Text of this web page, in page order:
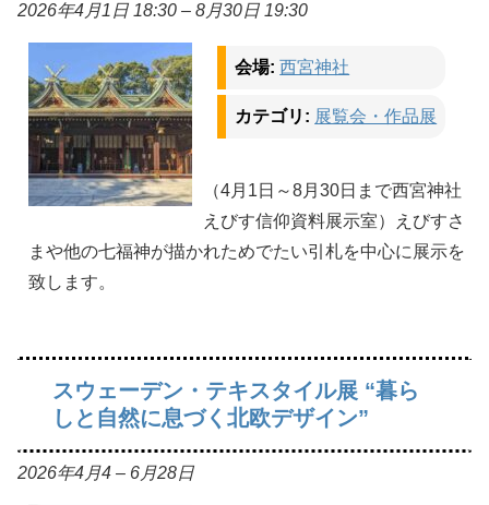
2026年4月1日 18:30 – 8月30日 19:30
会場: 西宮神社
カテゴリ: 展覧会・作品展
（4月1日～8月30日まで西宮神社
えびす信仰資料展示室）えびすさ
まや他の七福神が描かれためでたい引札を中心に展示を
致します。
スウェーデン・テキスタイル展 “暮ら
しと自然に息づく北欧デザイン”
2026年4月4 – 6月28日